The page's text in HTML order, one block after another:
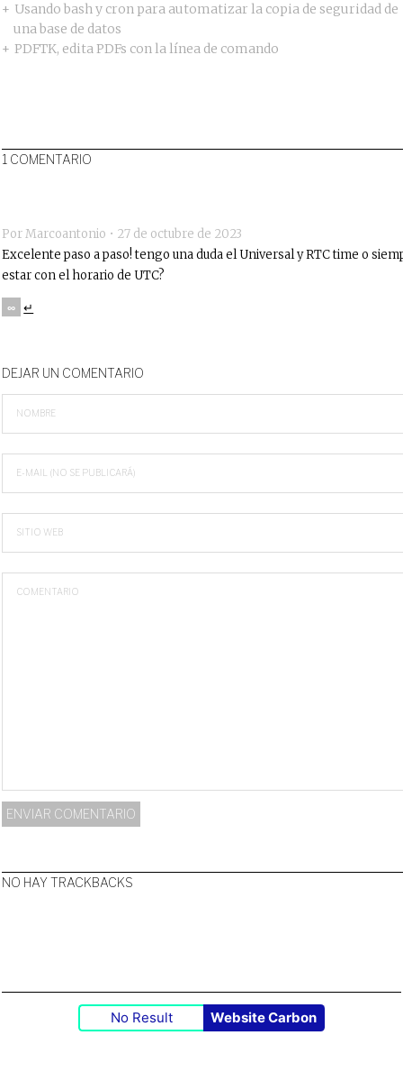
Usando bash y cron para automatizar la copia de seguridad de
una base de datos
PDFTK, edita PDFs con la línea de comando
1 COMENTARIO
Por Marcoantonio • 27 de octubre de 2023
Excelente paso a paso! tengo una duda el Universal y RTC time o
estar con el horario de UTC?
∞ ↵
DEJAR UN COMENTARIO
NOMBRE
E-MAIL (NO SE PUBLICARÁ)
SITIO WEB
COMENTARIO
NO HAY TRACKBACKS
No Result Website Carbon